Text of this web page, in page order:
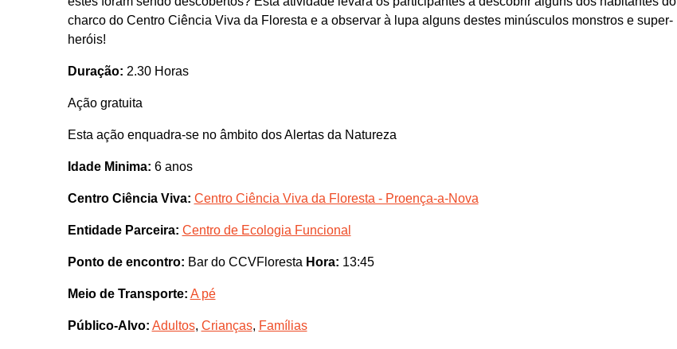
charco do Centro Ciência Viva da Floresta e a observar à lupa alguns destes minúsculos monstros e super-
heróis!
Duração: 2.30 Horas
Ação gratuita
Esta ação enquadra-se no âmbito dos Alertas da Natureza
Idade Minima: 6 anos
Centro Ciência Viva: Centro Ciência Viva da Floresta - Proença-a-Nova
Entidade Parceira: Centro de Ecologia Funcional
Ponto de encontro: Bar do CCVFloresta Hora: 13:45
Meio de Transporte: A pé
Público-Alvo: Adultos, Crianças, Famílias